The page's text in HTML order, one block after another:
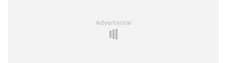
Advertentie